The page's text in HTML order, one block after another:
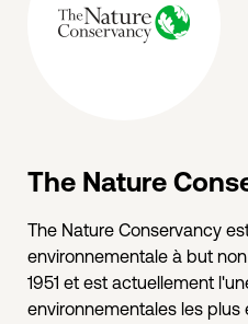
The Nature
The Nature Conservancy
environnementale à but
1951 et est actuellement
environnementales les